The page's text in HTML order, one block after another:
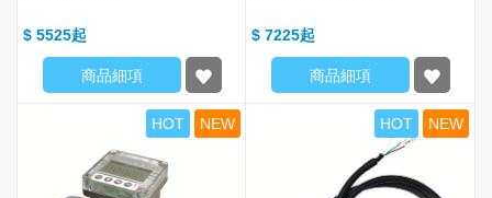
$ 5525
商品細項
$ 7225
商品細項
HOT NEW HOT NEW